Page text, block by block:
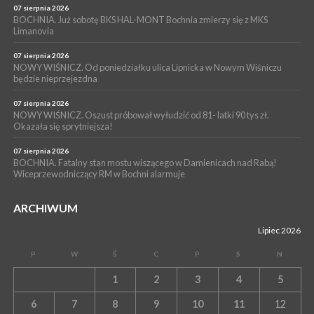
NASZ NEWS. Powstał Komitet Ochrony Ładu
Przestrzennego Miasta Bochnia. To odpowiedź na działania
magistratu
07 sierpnia 2026
BOCHNIA. Już sobotę BKS HAL-MONT Bochnia zmierzy się z MKS
Limanovia
07 sierpnia 2026
NOWY WIŚNICZ. Od poniedziałku ulica Lipnicka w Nowym Wiśniczu
będzie nieprzejezdna
07 sierpnia 2026
NOWY WIŚNICZ. Oszust próbował wyłudzić od 81- latki 90 tys zł.
Okazała się sprytniejsza!
07 sierpnia 2026
BOCHNIA. Fatalny stan mostu wiszącego w Damienicach nad Rabą!
Wiceprzewodniczący RM w Bochni alarmuje
ARCHIWUM
Lipiec 2026
P W Ś C P S N
1 2 3 4 5
6 7 8 9 10 11 12